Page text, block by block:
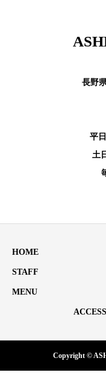
長野
平
土
HOME
STAFF
MENU
ACCESS
Copyright ©